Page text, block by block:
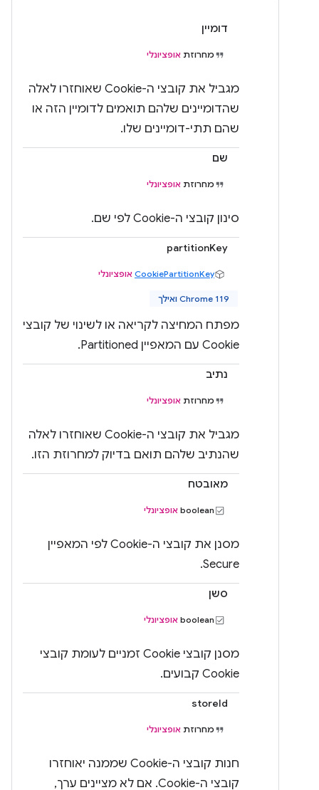
דומיין
מחרוזת אופציונלי
מגביל את קובצי ה-Cookie שאוחזרו לאלה
שהדומיינים שלהם תואמים לדומיין הזה או
שהם תתי-דומיינים שלו.
שם
מחרוזת אופציונלי
סינון קובצי ה-Cookie לפי שם.
partitionKey
CookiePartitionKey אופציונלי
Chrome 119 ואילך
מפתח המחיצה לקריאה או לשינוי של קובצי
Cookie עם המאפיין Partitioned.
נתיב
מחרוזת אופציונלי
מגביל את קובצי ה-Cookie שאוחזרו לאלה
שהנתיב שלהם תואם בדיוק למחרוזת הזו.
מאובטח
‫boolean אופציונלי
מסנן את קובצי ה-Cookie לפי המאפיין
Secure.
סשן
‫boolean אופציונלי
מסנן קובצי Cookie זמניים לעומת קובצי
Cookie קבועים.
storeId
מחרוזת אופציונלי
חנות קובצי ה-Cookie שממנה יאוחזרו
קובצי ה-Cookie. אם לא מציינים ערך,